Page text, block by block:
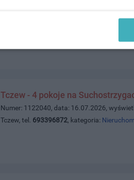
Tczew - 4 pokoje na
Numer: 1122040, data: 16.07.2026,
Tczew, tel. 693396872, kategoria: